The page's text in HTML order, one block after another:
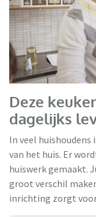
Deze
dagelijks
In veel huishoudens
van het huis. Er
huiswerk gemaakt.
groot verschil
inrichting zorgt